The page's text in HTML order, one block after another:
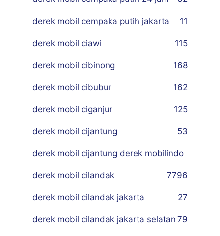
derek mobil cempaka putih jakarta 11
derek mobil ciawi 115
derek mobil cibinong 168
derek mobil cibubur 162
derek mobil ciganjur 125
derek mobil cijantung 53
derek mobil cijantung derek mobilindo
96
derek mobil cilandak 77
derek mobil cilandak jakarta 27
derek mobil cilandak jakarta selatan 79